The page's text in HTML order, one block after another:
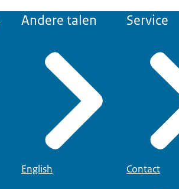
Andere talen
English
Service
Contact